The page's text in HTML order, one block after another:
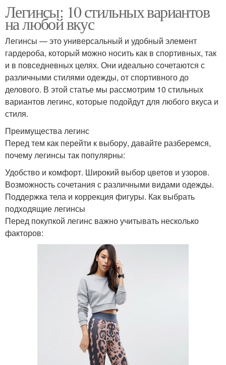
Легинсы: 10 стильных вариантов
на любой вкус
Легинсы — это универсальный и удобный элемент
гардероба, который можно носить как в спортивных, так
и в повседневных целях. Они идеально сочетаются с
различными стилями одежды, от спортивного до
делового. В этой статье мы рассмотрим 10 стильных
вариантов легинс, которые подойдут для любого вкуса и
стиля.
Преимущества легинс
Перед тем как перейти к выбору, давайте разберемся,
почему легинсы так популярны:
Удобство и комфорт. Широкий выбор цветов и узоров.
Возможность сочетания с различными видами одежды.
Поддержка тела и коррекция фигуры. Как выбрать
подходящие легинсы
Перед покупкой легинс важно учитывать несколько
факторов: